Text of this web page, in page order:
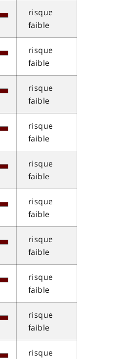
risque
faible
risque
faible
risque
faible
risque
faible
risque
faible
risque
faible
risque
faible
risque
faible
risque
faible
risque